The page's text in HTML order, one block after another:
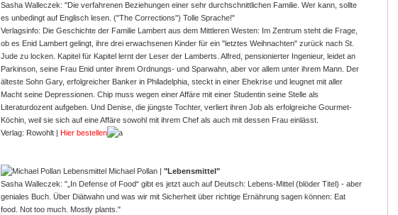
Sasha Walleczek: "Die verfahrenen Beziehungen einer sehr durchschnittlichen Familie. Wer kann, sollte
es unbedingt auf Englisch lesen. ("The Corrections") Tolle Sprache!"
Verlagsinfo: Die Geschichte der Familie Lambert aus dem Mittleren Westen: Im Zentrum steht die Frage,
ob es Enid Lambert gelingt, ihre drei erwachsenen Kinder für ein "letztes Weihnachten" zurück nach St.
Jude zu locken. Kapitel für Kapitel lernt der Leser der Lamberts. Alfred, pensionierter Ingenieur, leidet an
Parkinson, seine Frau Enid unter ihrem Ordnungs- und Sparwahn, aber vor allem unter ihrem Mann. Der
älteste Sohn Gary, erfolgreicher Banker in Philadelphia, steckt in einer Ehekrise und leugnet mit aller
Macht seine Depressionen. Chip muss wegen einer Affäre mit einer Studentin seine Stelle als
Literaturdozent aufgeben. Und Denise, die jüngste Tochter, verliert ihren Job als erfolgreiche Gourmet-
Köchin, weil sie sich auf eine Affäre sowohl mit ihrem Chef als auch mit dessen Frau einlässt.
Verlag: Rowohlt
Hier bestellen
Michael Pollan
"Lebensmittel"
Sasha Walleczek: "„In Defense of Food“ gibt es jetzt auch auf Deutsch: Lebens-Mittel (blöder Titel) - aber
geniales Buch. Über Diätwahn und was wir mit Sicherheit über richtige Ernährung sagen können: Eat
food. Not too much. Mostly plants."